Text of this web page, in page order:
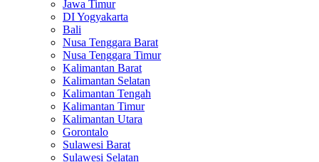
Jawa Timur
DI Yogyakarta
Bali
Nusa Tenggara Barat
Nusa Tenggara Timur
Kalimantan Barat
Kalimantan Selatan
Kalimantan Tengah
Kalimantan Timur
Kalimantan Utara
Gorontalo
Sulawesi Barat
Sulawesi Selatan